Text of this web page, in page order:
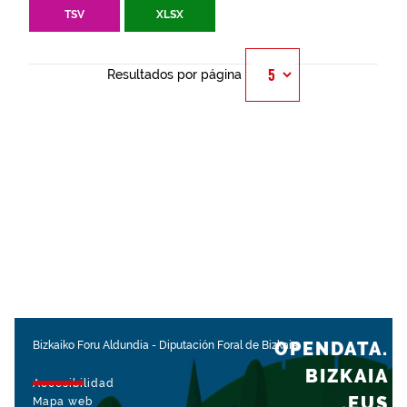
TSV XLSX
Resultados por página
Bizkaiko Foru Aldundia - Diputación Foral de Bizkaia
Accesibilidad
Mapa web
OPENDATA.
BIZKAIA